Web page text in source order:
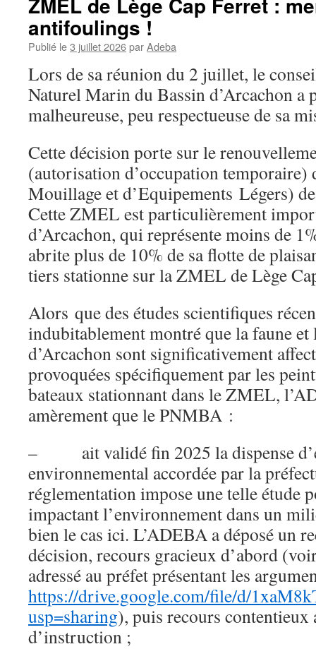
antifoulings !
Publié le3 juillet 2026parAdeba
Lors de sa réunion du 2 juillet, le
Naturel Marin du Bassin d’Arcachon a
malheureuse, peu respectueuse de sa
Cette décision porte sur le
(autorisation d’occupation
Mouillage et d’Equipements Légers)
Cette ZMEL est particulièrement
d’Arcachon, qui représente moins de
abrite plus de 10% de sa flotte de
tiers stationne sur la ZMEL de Lège
Alors que des études scientifiques
indubitablement montré que la faune
d’Arcachon sont significativement
provoquées spécifiquement par les
bateaux stationnant dans le ZMEL,
amèrement que le PNMBA :
– ait validé fin 2025 la dispense
environnemental accordée par la
réglementation impose une telle étude
impactant l’environnement dans un
bien le cas ici. L’ADEBA a déposé un
décision, recours gracieux d’abord
adressé au préfet présentant les
https://drive.google.com/file/d/
usp=sharing), puis recours contentieux
d’instruction ;